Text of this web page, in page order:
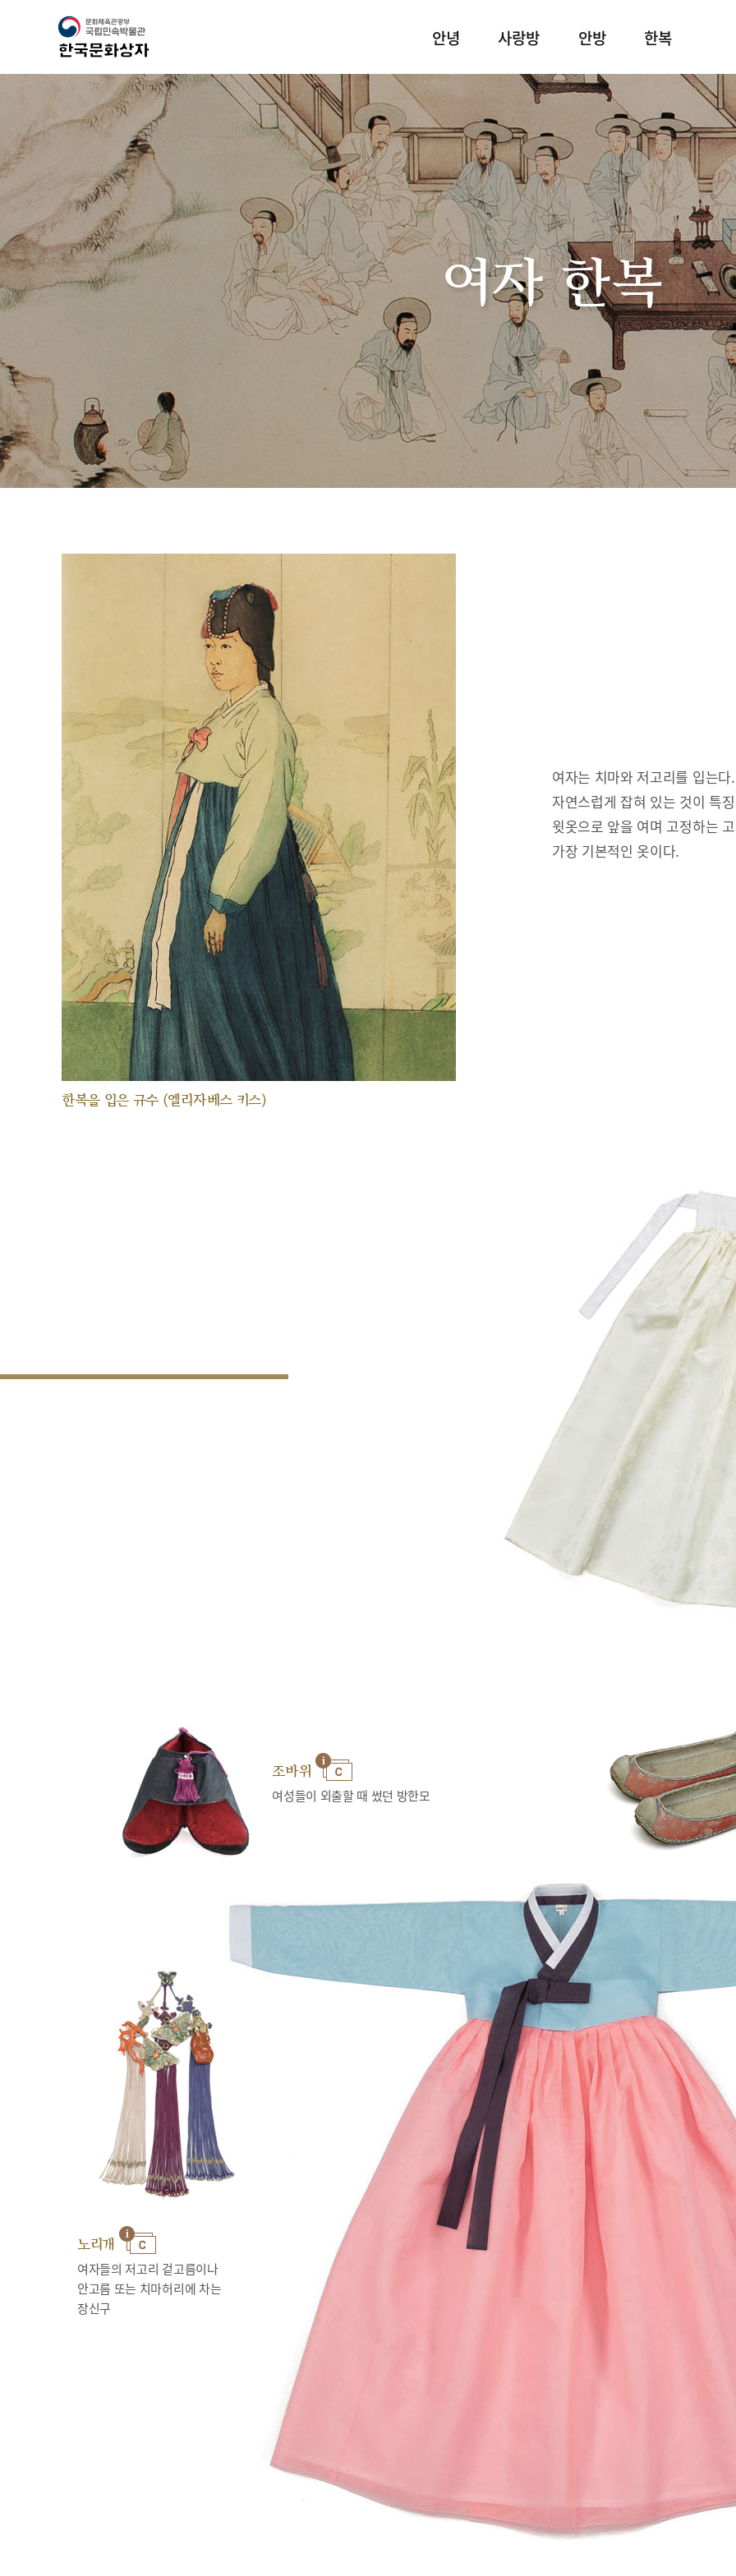
안녕 사랑방 안방 한복
여자 한복
한복을 입은 규수 (엘리자베스 키스)
여자는 치마와 저고리를 입는
자연스럽게 잡혀 있는 것이 특
윗옷으로 앞을 여며 고정하는
가장 기본적인 옷이다.
조바위
여성들이 외출할 때 썼던 방한모
노리개
여자들의 저고리 겉고름이나
안고름 또는 치마허리에 차는
장신구